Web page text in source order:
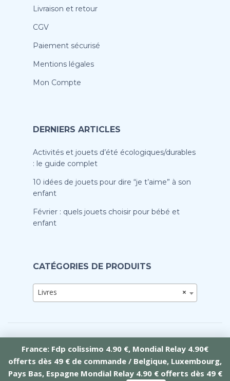
France: Fdp colissimo 4.90 €, Mondial Relay 4.90€
offerts dès 49 € de commande / Belgique, Luxembourg,
Pays Bas, Espagne Mondial Relay 4.90 € offerts dès 49 €
Livraison et retour
CGV
Paiement sécurisé
Mentions légales
Mon Compte
DERNIERS ARTICLES
Activités et jouets d’été écologiques/durables
: le guide complet
10 idées de jouets pour dire “je t’aime” à son
enfant
Février : quels jouets choisir pour bébé et
enfant
CATÉGORIES DE PRODUITS
×
Livres
Crée par Tramontana Web